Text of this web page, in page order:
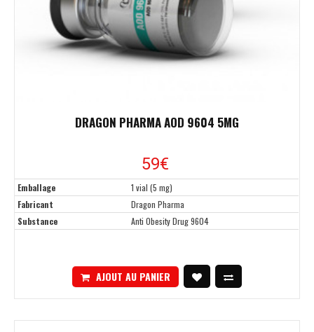
DRAGON PHARMA AOD 9604 5MG
59€
Emballage
1 vial (5 mg)
Fabricant
Dragon Pharma
Substance
Anti Obesity Drug 9604
AJOUT AU PANIER